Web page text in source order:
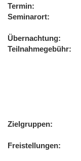
Termin
Seminarort
Übernachtung
Teilnahmegebühr
Zielgruppen
Freistellungen